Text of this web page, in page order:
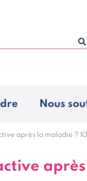
Nous
après la maladie ?